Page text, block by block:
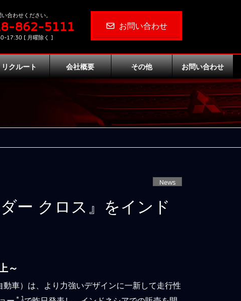
合わせください。
862-5111
17:30 [ 月曜除く ]
お問い合わせ
リクルート 会社概要 その他 お問い合わせ
News
ー クロス』をインド
～
車）は、より力強いデザインに一新して走行性
＊1